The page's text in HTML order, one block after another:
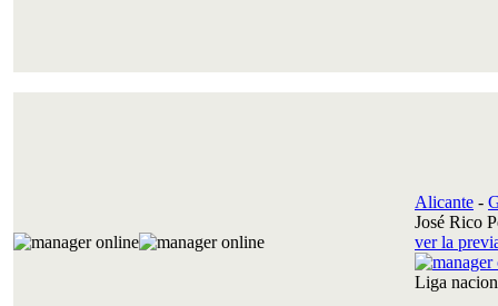
Alicante -
José Rico
ver la
Liga